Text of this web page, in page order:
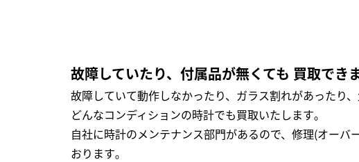
故障していたり、付属品が無くても 買取でき
故障していて動作しなかったり、ガラス割れがあったり、
どんなコンディションの時計でも買取いたします｡
自社に時計のメンテナンス部門があるので、修理(オー
おります｡